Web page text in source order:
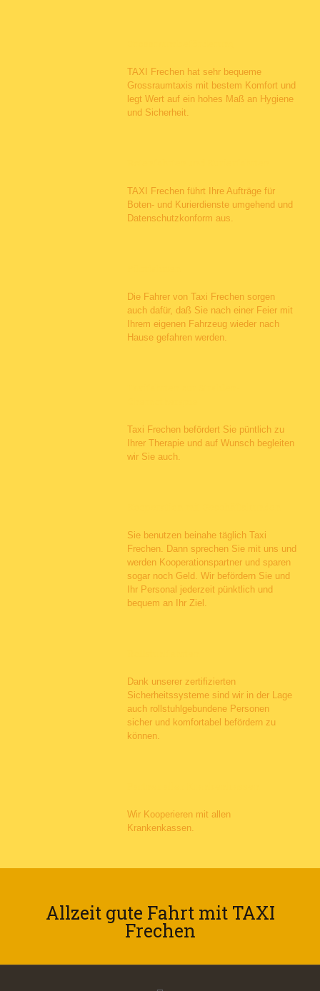
TAXI Frechen hat sehr bequeme
Grossraumtaxis mit bestem Komfort und
legt Wert auf ein hohes Maß an Hygiene
und Sicherheit.
TAXI Frechen führt Ihre Aufträge für
Boten- und Kurierdienste umgehend und
Datenschutzkonform aus.
Die Fahrer von Taxi Frechen sorgen
auch dafür, daß Sie nach einer Feier mit
Ihrem eigenen Fahrzeug wieder nach
Hause gefahren werden.
Taxi Frechen befördert Sie püntlich zu
Ihrer Therapie und auf Wunsch begleiten
wir Sie auch.
Sie benutzen beinahe täglich Taxi
Frechen. Dann sprechen Sie mit uns und
werden Kooperationspartner und sparen
sogar noch Geld. Wir befördern Sie und
Ihr Personal jederzeit pünktlich und
bequem an Ihr Ziel.
Dank unserer zertifizierten
Sicherheitssysteme sind wir in der Lage
auch rollstuhlgebundene Personen
sicher und komfortabel befördern zu
können.
Wir Kooperieren mit allen
Krankenkassen.
Allzeit gute Fahrt mit TAXI
Frechen